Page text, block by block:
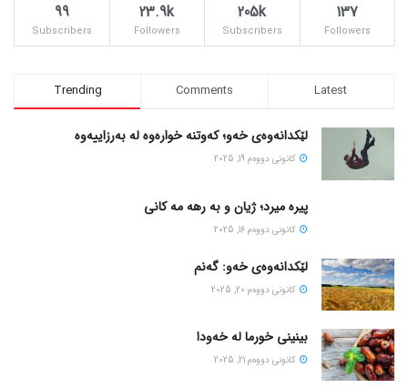
137
Followers
205k
Subscribers
23.9k
Followers
99
Subscribers
Trending Comments Latest
لێکدانەوەی خەو؛ کەوتنە خوارەوە لە بەرزاییەوە
كانونی دووه‌م 19, 2025
پیره میرد؛ ژیان و به رهه مه کانی
كانونی دووه‌م 16, 2025
لێکدانەوەی خەو: گەنم
كانونی دووه‌م 20, 2025
بینینی خورما لە خەودا
كانونی دووه‌م 21, 2025